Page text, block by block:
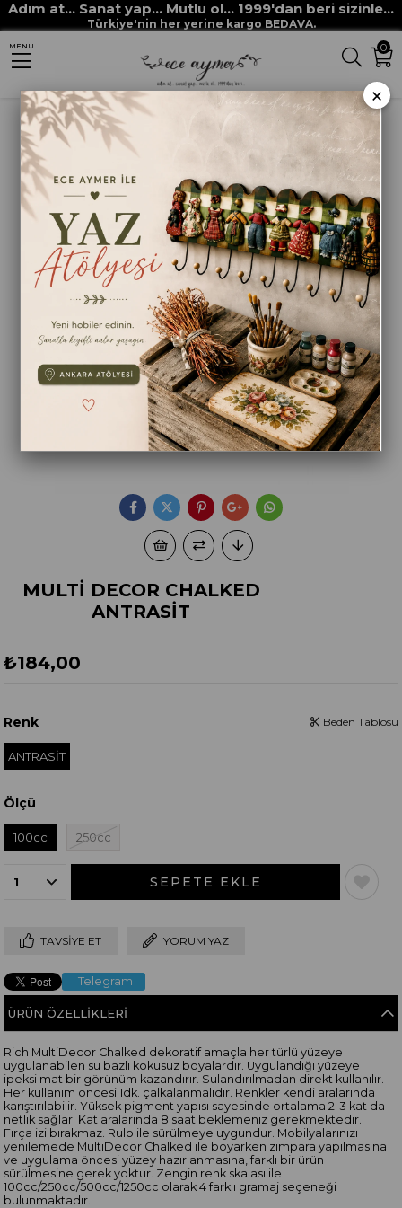
Adım at... Sanat yap... Mutlu ol... 1999'dan beri sizinle...
Türkiye'nin her yerine kargo BEDAVA.
0
MENU
Anasayfa HOBİ BOYALARI MULTİ DECOR CHALKED boyaları
MULTİ DECOR CHALKED ANTRASİT
MULTİ DECOR CHALKED
ANTRASİT
₺184,00
Renk
ANTRASİT
Beden Tablosu
Ölçü
100cc 250cc
TAVSIYE ET YORUM YAZ
Telegram
ÜRÜN ÖZELLIKLERI
Rich MultiDecor Chalked dekoratif amaçla her türlü yüzeye
uygulanabilen su bazlı kokusuz boyalardır. Uygulandığı yüzeye
ipeksi mat bir görünüm kazandırır. Sulandırılmadan direkt kullanılır.
Her kullanım öncesi 1dk. çalkalanmalıdır. Renkler kendi aralarında
karıştırılabilir. Yüksek pigment yapısı sayesinde ortalama 2-3 kat da
netlik sağlar. Kat aralarında 8 saat beklemeniz gerekmektedir.
Fırça izi bırakmaz. Rulo ile sürülmeye uygundur. Mobilyalarınızı
yenilemede MultiDecor Chalked ile boyarken zımpara yapılmasına
ve uygulama öncesi yüzey hazırlanmasına, farklı bir ürün
sürülmesine gerek yoktur. Zengin renk skalası ile
100cc/250cc/500cc/1250cc olarak 4 farklı gramaj seçeneği
bulunmaktadır.
×